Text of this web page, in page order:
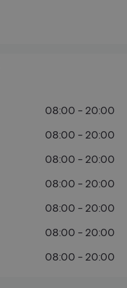
08:00 - 20:00
08:00 - 20:00
08:00 - 20:00
08:00 - 20:00
08:00 - 20:00
08:00 - 20:00
08:00 - 20:00